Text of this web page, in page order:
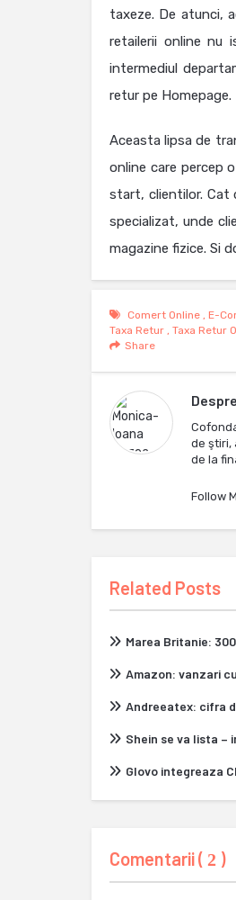
taxeze. De atunci,
retailerii online nu
intermediul
retur pe Homepage.
Aceasta lipsa de
online care percep
start, clientilor. Cat
specializat, unde
magazine fizice. Si
Comert Online , E-
Taxa Retur , Taxa Retur
Share
Despre
de ştiri,
de la
Follow
Related Posts
Marea Britanie:
Amazon: vanzari
Andreeatex: cifra
Shein se va lista –
Glovo integreaza
Comentarii ( 2 )